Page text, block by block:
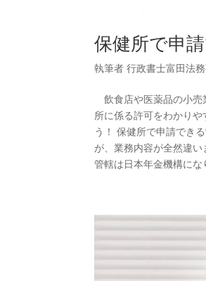
保健所で申
執筆者行政書士富田法
飲食店や医薬品の小売
所に係る許可をわかり
う！ 保健所で申請でき
が、業務内容が全然違
管轄は日本年金機構にな